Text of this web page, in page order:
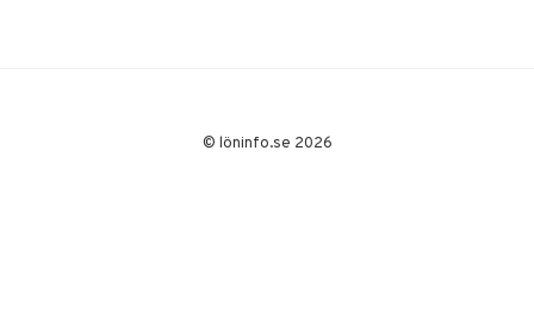
© löninfo.se 2026